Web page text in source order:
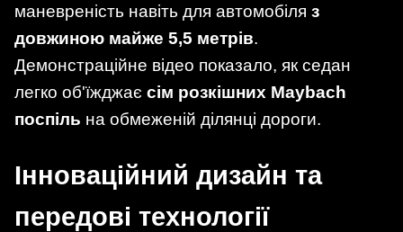
маневреність навіть для автомобіля з
довжиною майже 5,5 метрів.
Демонстраційне відео показало, як седан
легко об'їжджає сім розкішних Maybach
поспіль на обмеженій ділянці дороги.
Інноваційний дизайн та
передові технології